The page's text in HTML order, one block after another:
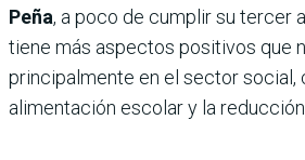
Peña, a poco de cumplir su tercer
tiene más aspectos positivos que
principalmente en el sector social,
alimentación escolar y la